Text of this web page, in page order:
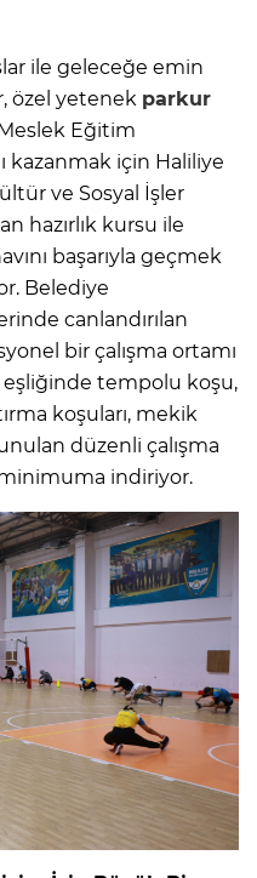
ile geleceğe emin
özel yetenek parkur
Eğitim
kazanmak için Haliliye
ve Sosyal İşler
hazırlık kursu ile
başarıyla geçmek
Belediye
canlandırılan
bir çalışma ortamı
tempolu koşu,
koşuları, mekik
düzenli çalışma
indiriyor.